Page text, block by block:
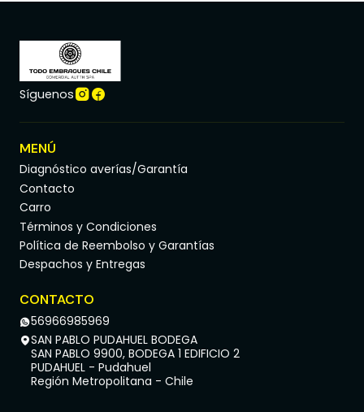
Síguenos
MENÚ
Diagnóstico averías/Garantía
Contacto
Carro
Términos y Condiciones
Política de Reembolso y Garantías
Despachos y Entregas
CONTACTO
56966985969
SAN PABLO PUDAHUEL BODEGA
SAN PABLO 9900, BODEGA 1 EDIFICIO 2
PUDAHUEL - Pudahuel
Región Metropolitana - Chile